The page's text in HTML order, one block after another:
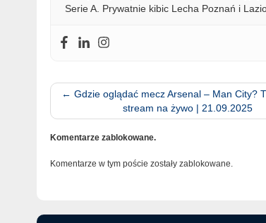
Serie A. Prywatnie kibic Lecha Poznań i
← Gdzie oglądać mecz Arsenal – Man City?
stream na żywo | 21.09.2025
Komentarze zablokowane.
Komentarze w tym poście zostały zablokowane.